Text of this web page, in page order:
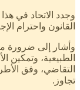
​وجدد الاتحاد في
القانون واحترام
وأشار إلى ضرورة
الطبيعية،
التقاضي، وفق
تجاوز.